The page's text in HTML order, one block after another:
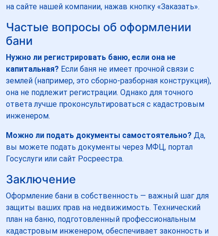
на сайте нашей компании, нажав кнопку «Заказать».
Частые вопросы об оформлении
бани
Нужно ли регистрировать баню, если она не
капитальная? Если баня не имеет прочной связи с
землей (например, это сборно-разборная конструкция),
она не подлежит регистрации. Однако для точного
ответа лучше проконсультироваться с кадастровым
инженером.
Можно ли подать документы самостоятельно? Да,
вы можете подать документы через МФЦ, портал
Госуслуги или сайт Росреестра.
Заключение
Оформление бани в собственность — важный шаг для
защиты ваших прав на недвижимость. Технический
план на баню, подготовленный профессиональным
кадастровым инженером, обеспечивает законность и